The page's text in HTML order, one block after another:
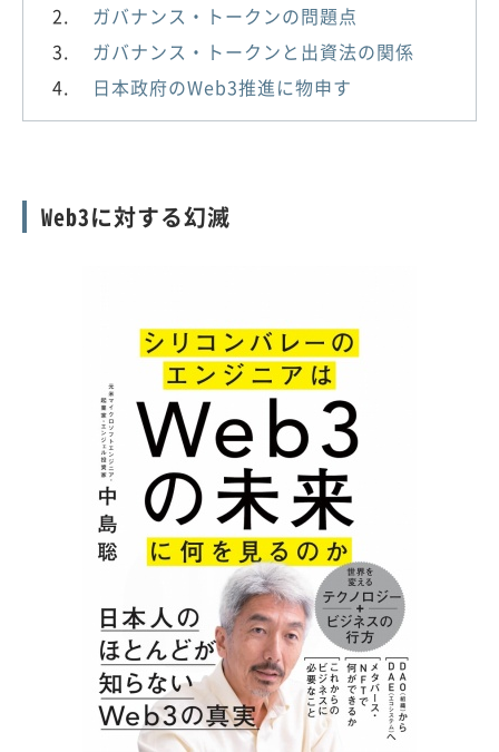
ガバナンス・トークンの問題点
ガバナンス・トークンと出資法の関係
日本政府のWeb3推進に物申す
Web3に対する幻滅